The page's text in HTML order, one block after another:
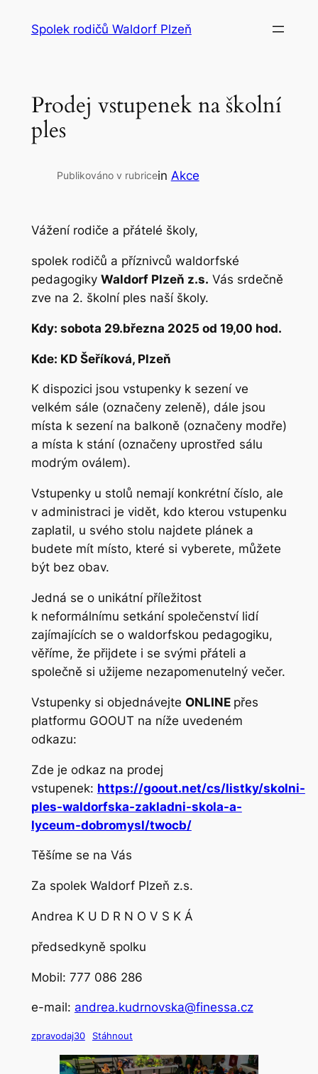
Spolek rodičů Waldorf Plzeň
Prodej vstupenek na školní
ples
Publikováno v rubricein Akce
Vážení rodiče a přátelé školy,
spolek rodičů a příznivců waldorfské
pedagogiky Waldorf Plzeň z.s. Vás srdečně
zve na 2. školní ples naší školy.
Kdy: sobota 29.března 2025 od 19,00 hod.
Kde: KD Šeříková, Plzeň
K dispozici jsou vstupenky k sezení ve
velkém sále (označeny zeleně), dále jsou
místa k sezení na balkoně (označeny modře)
a místa k stání (označeny uprostřed sálu
modrým oválem).
Vstupenky u stolů nemají konkrétní číslo, ale
v administraci je vidět, kdo kterou vstupenku
zaplatil, u svého stolu najdete plánek a
budete mít místo, které si vyberete, můžete
být bez obav.
Jedná se o unikátní příležitost
k neformálnímu setkání společenství lidí
zajímajících se o waldorfskou pedagogiku,
věříme, že přijdete i se svými přáteli a
společně si užijeme nezapomenutelný večer.
Vstupenky si objednávejte ONLINE přes
platformu GOOUT na níže uvedeném
odkazu:
Zde je odkaz na prodej
vstupenek: https://goout.net/cs/listky/skolni-
ples-waldorfska-zakladni-skola-a-
lyceum-dobromysl/twocb/
Těšíme se na Vás
Za spolek Waldorf Plzeň z.s.
Andrea K U D R N O V S K Á
předsedkyně spolku
Mobil: 777 086 286
e-mail: andrea.kudrnovska@finessa.cz
zpravodaj30 Stáhnout